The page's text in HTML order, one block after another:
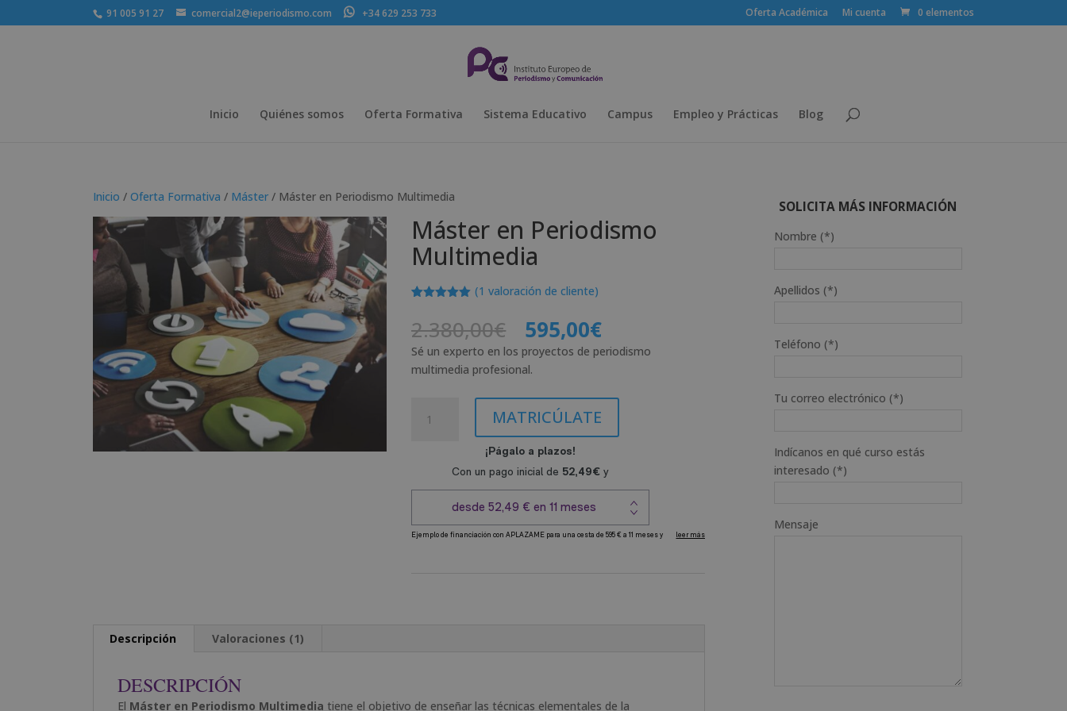
91 005 91 27 comercial2@ieperiodismo.com +34 629 253 733 Oferta Académica Mi cuenta 0 elementos
Inicio Quiénes somos Oferta Formativa Sistema Educativo Campus Empleo y Prácticas Blog
Inicio / Oferta Formativa / Máster / Máster en Periodismo Multimedia
Máster en Periodismo
Multimedia
5 en base
valoración
de un
cliente
(1 valoración de cliente)
2.380,00€ El
precio
original
era:
2.380,00€.
595,00€El
precio
actual
595,00€.
Sé un experto en los proyectos de periodismo
multimedia profesional.
cantidad
MATRICÚLATE
Descripción Valoraciones (1)
DESCRIPCIÓN
El Máster en Periodismo Multimedia tiene el objetivo de enseñar las técnicas elementales de la
SOLICITA MÁS INFORMACIÓN
Nombre (*)
Apellidos (*)
Teléfono (*)
Tu correo electrónico (*)
Indícanos en qué curso estás
interesado (*)
Mensaje